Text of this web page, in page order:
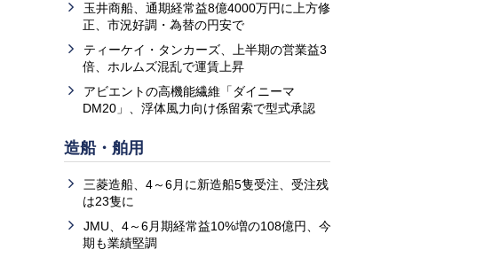
玉井商船、通期経常益8億4000万円に上方修
正、市況好調・為替の円安で
ティーケイ・タンカーズ、上半期の営業益3
倍、ホルムズ混乱で運賃上昇
アビエントの高機能繊維「ダイニーマ
DM20」、浮体風力向け係留索で型式承認
造船・舶用
三菱造船、4～6月に新造船5隻受注、受注残
は23隻に
JMU、4～6月期経常益10%増の108億円、今
期も業績堅調